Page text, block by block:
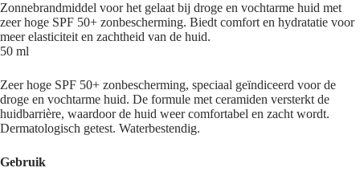
Zonnebrandmiddel voor het gelaat bij droge en vochtarme huid met
zeer hoge SPF 50+ zonbescherming. Biedt comfort en hydratatie voor
meer elasticiteit en zachtheid van de huid.
50 ml
Zeer hoge SPF 50+ zonbescherming, speciaal geïndiceerd voor de
droge en vochtarme huid. De formule met ceramiden versterkt de
huidbarrière, waardoor de huid weer comfortabel en zacht wordt.
Dermatologisch getest. Waterbestendig.
Gebruik